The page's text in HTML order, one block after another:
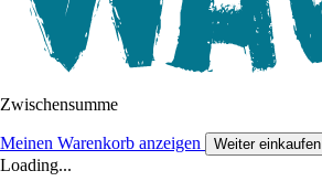
Zwischensumme
Meinen Warenkorb anzeigen Weiter einkaufen
Loading...